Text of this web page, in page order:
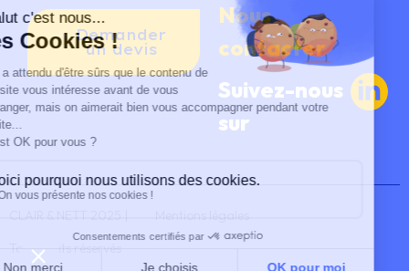
Demander
un devis
Nous
contacter
Suivez-nous
sur
Tous droits réservés